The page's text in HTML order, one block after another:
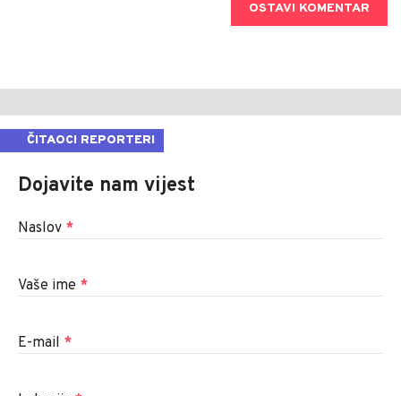
OSTAVI KOMENTAR
ČITAOCI REPORTERI
Dojavite nam vijest
Naslov *
Vaše ime *
E-mail *